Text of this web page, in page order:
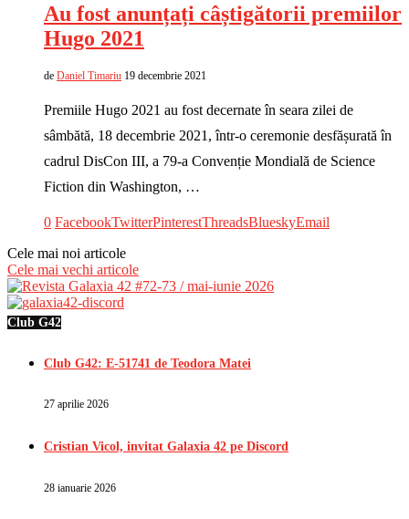
Au fost anunțați câștigătorii premiilor
Hugo 2021
de Daniel Timariu 19 decembrie 2021
Premiile Hugo 2021 au fost decernate în seara zilei de
sâmbătă, 18 decembrie 2021, într-o ceremonie desfășurată în
cadrul DisCon III, a 79-a Convenție Mondială de Science
Fiction din Washington, …
0 FacebookTwitterPinterestThreadsBlueskyEmail
Cele mai noi articole
Cele mai vechi articole
Club G42
Club G42: E-51741 de Teodora Matei
27 aprilie 2026
Cristian Vicol, invitat Galaxia 42 pe Discord
28 ianuarie 2026